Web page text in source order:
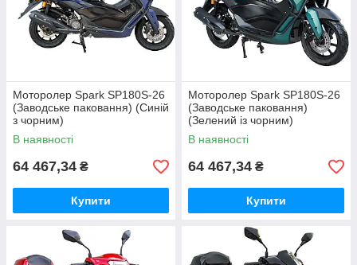
Моторолер Spark SP180S-26
(Заводське паковання) (Синій
з чорним)
В наявності
64 467,34 ₴
Купити
Моторолер Spark SP180S-26
(Заводське паковання)
(Зелений із чорним)
В наявності
64 467,34 ₴
Купити